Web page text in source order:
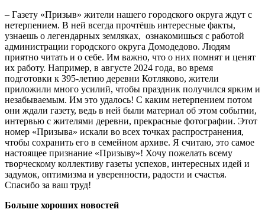
– Газету «Призыв» жители нашего городского округа ждут с
нетерпением. В ней всегда прочтёшь интересные факты,
узнаешь о легендарных земляках, ознакомишься с работой
администрации городского округа Домодедово. Людям
приятно читать и о себе. Им важно, что о них помнят и ценят
их работу. Например, в августе 2024 года, во время
подготовки к 395-летию деревни Котляково, жители
приложили много усилий, чтобы праздник получился ярким и
незабываемым. Им это удалось! С каким нетерпением потом
они ждали газету, ведь в ней были материал об этом событии,
интервью с жителями деревни, прекрасные фотографии. Этот
номер «Призыва» искали во всех точках распространения,
чтобы сохранить его в семейном архиве. Я считаю, это самое
настоящее признание «Призыву»! Хочу пожелать всему
творческому коллективу газеты успехов, интересных идей и
задумок, оптимизма и уверенности, радости и счастья.
Спасибо за ваш труд!
Больше хороших новостей